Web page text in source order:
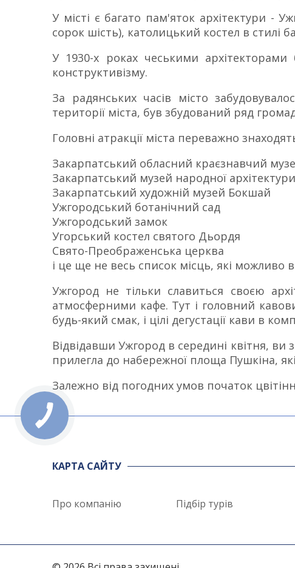
У місті є багато пам'яток архітектури -
сорок шість), католицький костел в стилі
У 1930-х роках чеськими
конструктивізму.
За радянських часів місто
території міста, був збудований ряд
Головні атракції міста переважно
Закарпатський обласний краєзнавчий
Закарпатський музей народної
Закарпатський художній музей Бокшай
Ужгородський ботанічний сад
Ужгородський замок
Угорський костел святого Дьордя
Свято-Преображенська церква
і це ще не весь список місць, які можливо
Ужгород не тільки славиться своєю
атмосферними кафе. Тут і головний
будь-який смак, і цілі дегустації кави в
Відвідавши Ужгород в середині квітня, ви
прилегла до набережної площа Пушкіна,
Залежно від погодних умов початок
КАРТА САЙТУ
Про компанію Підбір турів